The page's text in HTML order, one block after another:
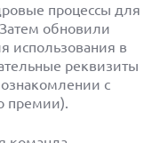
процессы для
обновили
использования в
реквизиты
с
премии).